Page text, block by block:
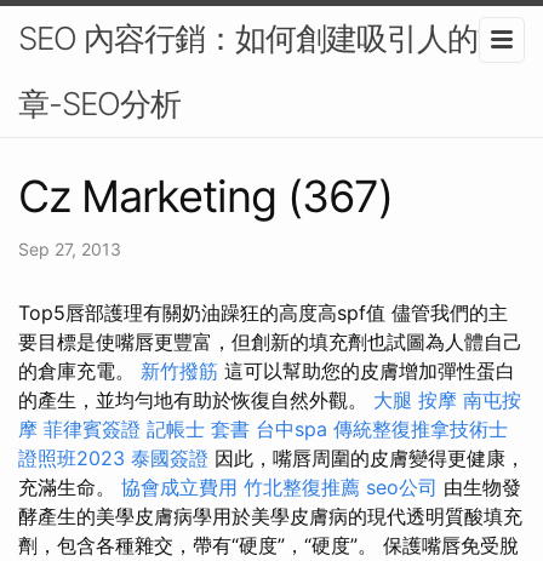
SEO 內容行銷：如何創建吸引人的文
章-SEO分析
Cz Marketing (367)
Sep 27, 2013
Top5唇部護理有關奶油躁狂的高度高spf值 儘管我們的主
要目標是使嘴唇更豐富，但創新的填充劑也試圖為人體自己
的倉庫充電。 新竹撥筋 這可以幫助您的皮膚增加彈性蛋白
的產生，並均勻地有助於恢復自然外觀。 大腿 按摩 南屯按
摩 菲律賓簽證 記帳士 套書 台中spa 傳統整復推拿技術士
證照班2023 泰國簽證 因此，嘴唇周圍的皮膚變得更健康，
充滿生命。 協會成立費用 竹北整復推薦 seo公司 由生物發
酵產生的美學皮膚病學用於美學皮膚病的現代透明質酸填充
劑，包含各種雜交，帶有“硬度”，“硬度”。 保護嘴唇免受脫